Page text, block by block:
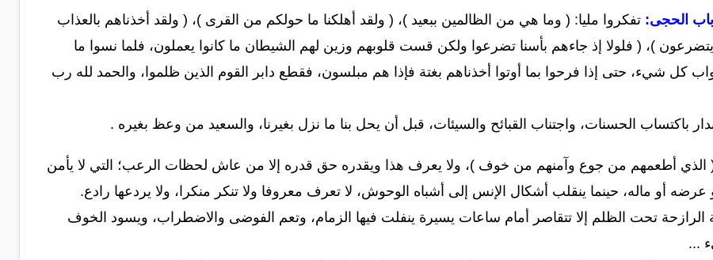
الحجى: تفكروا مليا: ( وما هي من الظالمين ببعيد )، ( ولقد أهلكنا ما حولكم من القرى )، ( ولقد أخذناهم بالعذاب
يتضرعون )، ( فلولا إذ جاءهم بأسنا تضرعوا ولكن قست قلوبهم وزين لهم الشيطان ما كانوا يعملون، فلما نسوا ما
كل شيء، حتى إذا فرحوا بما أوتوا أخذناهم بغتة فإذا هم مبلسون، فقطع دابر القوم الذين ظلموا، والحمد لله رب
البدار باكتساب الحسنات، واجتناب القبائح والسيئات، قبل أن يحل بنا ما نزل بغيرنا، والسعيد من وعظ بغيره .
الذي أطعمهم من جوع وآمنهم من خوف )، ولا يعرف هذا ويقدره حق قدره إلا من عاش لحظات الرعب؛ التي لا يأمن
أو ماله، حينما ينقلب أشكال الإنس إلى أشباه الوحوش، لا تعرف معروفا ولا تنكر منكرا، ولا يردعها رادع.
الرازحة تحت الظلم إلا تتقاصر أمام ساعات يسيرة ينفلت فيها الزمام، وتعم الفوضى والاضطراب، ويسود الخوف
...